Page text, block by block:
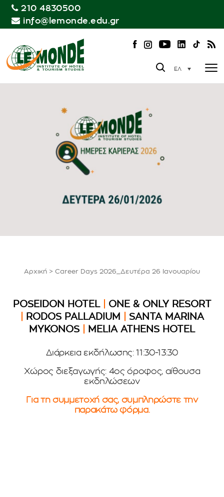
210 4830500
info@lemonde.edu.gr
ΕΛ
Αρχική > Career Days 2026_Δευτέρα 26 Ιανουαρίου
POSEIDON HOTEL| ONE & ONLY RESORT
RODOS PALLADIUM
SANTA MARINA
MYKONOS
MELIA ATHENS HOTEL
Διάρκεια εκδήλωσης: 11:30-13:30
Χώρος διεξαγωγής: 4ος όροφος, αίθουσα
εκδηλώσεων
Για τη συμμετοχή σας, συμπληρώστε την
παρακάτω φόρμα.